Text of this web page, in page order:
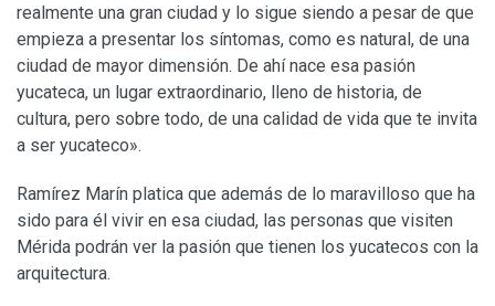
realmente una gran ciudad y lo sigue siendo a pesar de que
empieza a presentar los síntomas, como es natural, de una
ciudad de mayor dimensión. De ahí nace esa pasión
yucateca, un lugar extraordinario, lleno de historia, de
cultura, pero sobre todo, de una calidad de vida que te invita
a ser yucateco».
Ramírez Marín platica que además de lo maravilloso que ha
sido para él vivir en esa ciudad, las personas que visiten
Mérida podrán ver la pasión que tienen los yucatecos con la
arquitectura.